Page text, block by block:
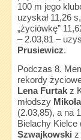
100 m jego
uzyskał 11,26
„życiówkę”
– 2.03,81 –
Prusiewicz.
Podczas 8.
rekordy
Lena Furtakz
młodszy
(2.03,85), a na
Bielachy Kielce
Szwajkowski z